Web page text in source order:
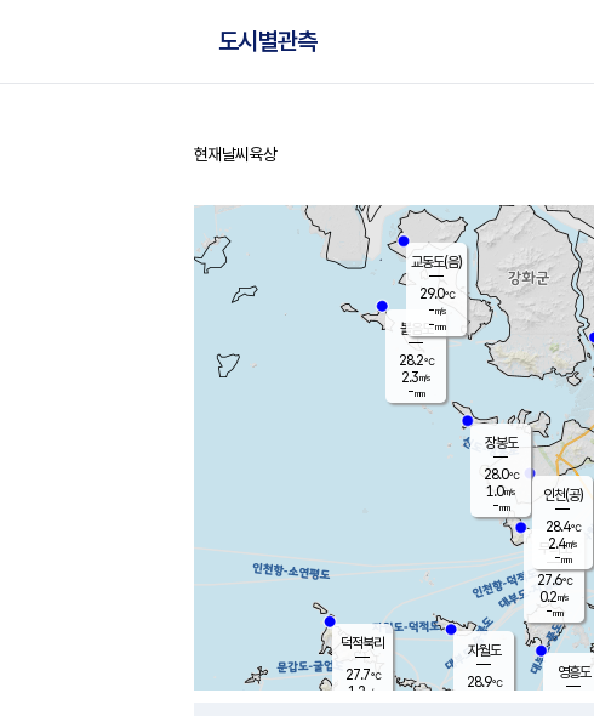
도시별관측
홈
현재날씨 육상
무의도
27.6℃
0.2m/s
-mm
영흥도
볼음도
28.2℃
2.3m/s
-mm
자월도
28.9℃
장봉도
28.0℃
1.0m/s
-mm
덕적북리
27.7℃
1.2 m/s
인천(공)
28.4℃
2.4m/s
-mm
교동도(음)
29.0℃
-m/s
-mm